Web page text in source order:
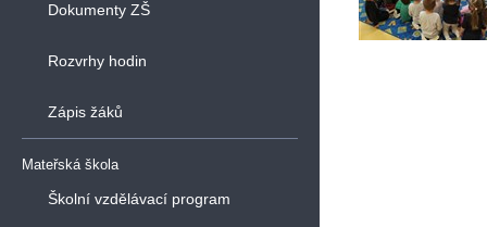
Dokumenty ZŠ
Rozvrhy hodin
Zápis žáků
Mateřská škola
Školní vzdělávací program